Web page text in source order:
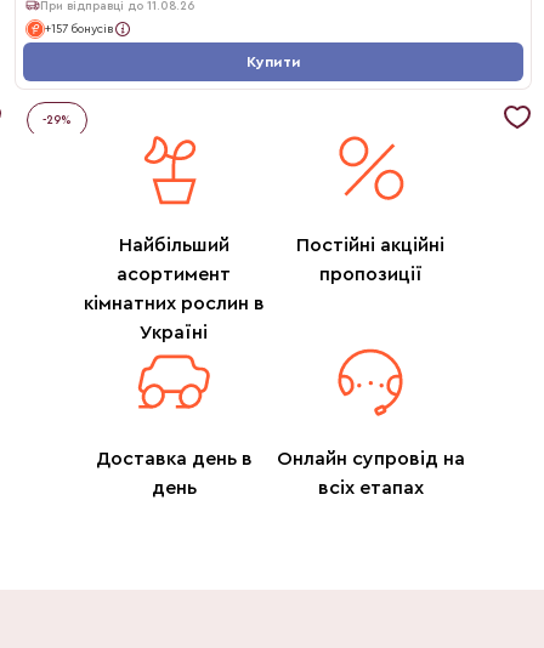
При відправці до 11.08.26
+157 бонусів
Купити
-29%
Найбільший
асортимент
кімнатних рослин в
Україні
Постійні акційні
пропозиції
Доставка день в
день
Онлайн супровід на
всіх етапах